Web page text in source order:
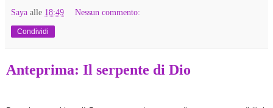
Saya alle 18:49 Nessun commento:
Condividi
Anteprima: Il serpente di Dio